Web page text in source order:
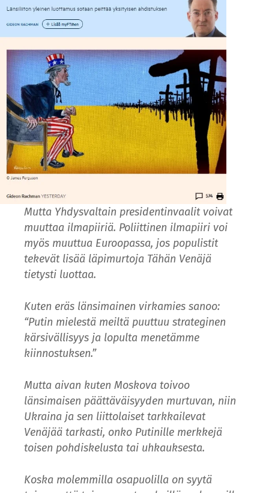
Mutta Yhdysvaltain presidentinvaalit voivat
muuttaa ilmapiiriä. Poliittinen ilmapiiri voi
myös muuttua Euroopassa, jos populistit
tekevät lisää läpimurtoja Tähän Venäjä
tietysti luottaa.
Kuten eräs länsimainen virkamies sanoo:
“Putin mielestä meiltä puuttuu strateginen
kärsivällisyys ja lopulta menetämme
kiinnostuksen.”
Mutta aivan kuten Moskova toivoo
länsimaisen päättäväisyyden murtuvan, niin
Ukraina ja sen liittolaiset tarkkailevat
Venäjää tarkasti, onko Putinille merkkejä
toisen pohdiskelusta tai uhkauksesta.
Koska molemmilla osapuolilla on syytä